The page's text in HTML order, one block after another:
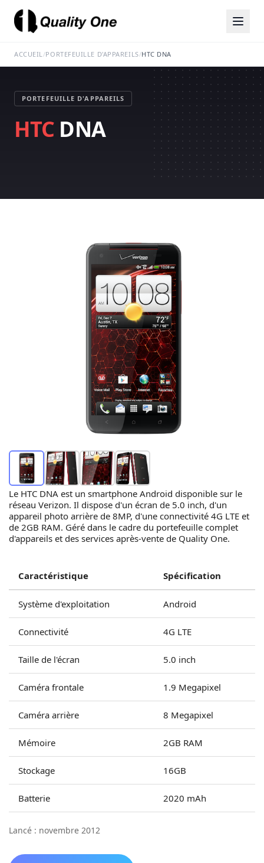
ACCUEIL/PORTEFEUILLE D'APPAREILS/HTC DNA
PORTEFEUILLE D'APPAREILS
HTC DNA
Le HTC DNA est un smartphone Android disponible sur le
réseau Verizon. Il dispose d'un écran de 5.0 inch, d'un
appareil photo arrière de 8MP, d'une connectivité 4G LTE et
de 2GB RAM. Géré dans le cadre du portefeuille complet
d'appareils et des services après-vente de Quality One.
Caractéristique Spécification
Système d'exploitation Android
Connectivité 4G LTE
Taille de l'écran 5.0 inch
Caméra frontale 1.9 Megapixel
Caméra arrière 8 Megapixel
Mémoire 2GB RAM
Stockage 16GB
Batterie 2020 mAh
Lancé : novembre 2012